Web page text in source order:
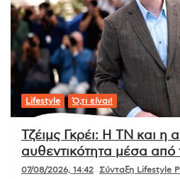
Lifestyle Ό,τι είναι!
Τζέιμς Γκρέι: Η ΤΝ και η
αυθεντικότητα μέσα από
07/08/2026, 14:42 Σύνταξη Lifestyle